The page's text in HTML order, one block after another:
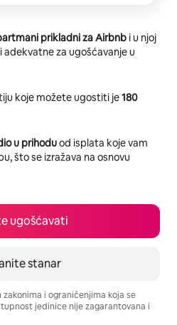
prikladni za Airbnb i u njoj
za ugošćavanje u
koje možete ugostiti je180
u prihoduod isplata koje vam
što se izražava na osnovu
ugošćavati
stanar
i ograničenjima koja se
jedinice nije zagarantovana i